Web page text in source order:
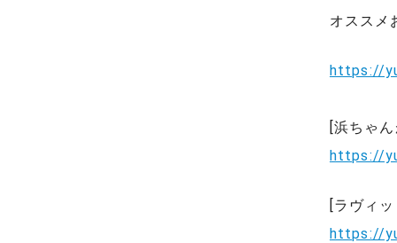
オススメ
https://
[浜ちゃ
https://
[ラヴィ
https://